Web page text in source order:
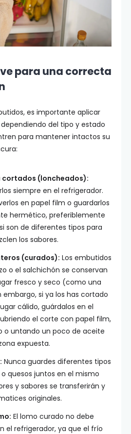
para una correcta
es importante aplicar
del tipo y estado
para mantener intactos su
cortados (loncheados):
siempre en el refrigerador.
en papel film o guardarlos
hermético, preferiblemente
son de diferentes tipos para
los sabores.
(curados): Los embutidos
o el salchichón se conservan
fresco y seco (como una
embargo, si ya los has cortado
cálido, guárdalos en el
el corte con papel film,
o untando un poco de aceite
expuesta.
Nunca guardes diferentes tipos
quesos juntos en el mismo
y sabores se transferirán y
originales.
El lomo curado no debe
el refrigerador, ya que el frío